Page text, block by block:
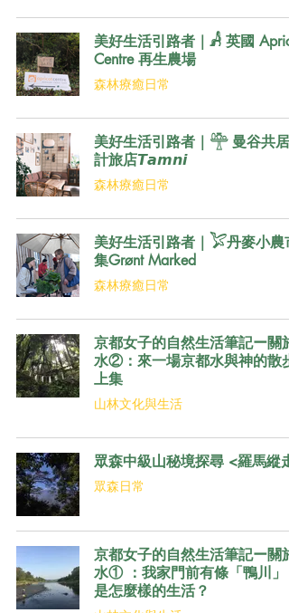
美好生活引路者｜𓀻 英國
Centre 再生農場
森林療癒日常
美好生活引路者｜𓊯 曼谷共居
計旅店𝙏𝙖𝙢𝙣𝙞
森林療癒日常
美好生活引路者｜𓅯丹麥小農市
集Grønt Marked
森林療癒日常
京都女子的自然生活筆記ー關於
水②：來一場京都水與神的散步
上集
山林文化與生活
眾森中級山秘境探尋 <羅馬縱
眾森日常
京都女子的自然生活筆記ー關於
水① ：我家門前有條「鴨川」
是怎麼樣的生活？